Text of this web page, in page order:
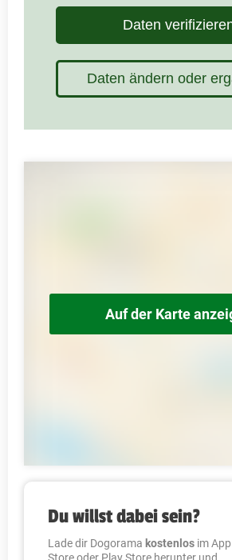
Daten
Daten ändern oder
Auf der Karte
Du willst dabei sein?
Lade dir Dogorama kostenlos im App